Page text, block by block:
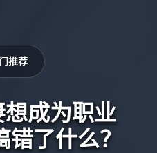
推荐
成为职业
了什么？